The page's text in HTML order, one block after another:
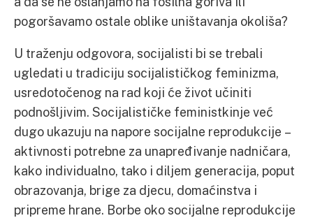
pogoršavamo ostale oblike uništavanja okoliša?
U traženju odgovora, socijalisti bi se trebali
ugledati u tradiciju socijalističkog feminizma,
usredotočenog na rad koji će život učiniti
podnošljivim. Socijalističke feministkinje već
dugo ukazuju na napore socijalne reprodukcije –
aktivnosti potrebne za unapređivanje nadničara,
kako individualno, tako i diljem generacija, poput
obrazovanja, brige za djecu, domaćinstva i
pripreme hrane. Borbe oko socijalne reprodukcije